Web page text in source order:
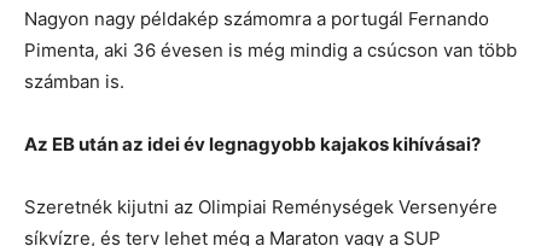
Nagyon nagy példakép számomra a portugál Fernando
Pimenta, aki 36 évesen is még mindig a csúcson van több
számban is.
Az EB után az idei év legnagyobb kajakos kihívásai?
Szeretnék kijutni az Olimpiai Reménységek Versenyére
síkvízre, és terv lehet még a Maraton vagy a SUP